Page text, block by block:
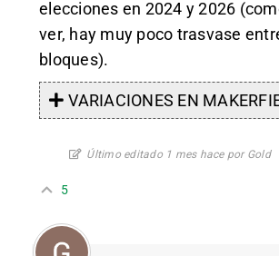
elecciones en 2024 y 2026
ver, hay muy poco trasvase
bloques).
VARIACIONES EN
Último editado 1 mes hace por Gold
5